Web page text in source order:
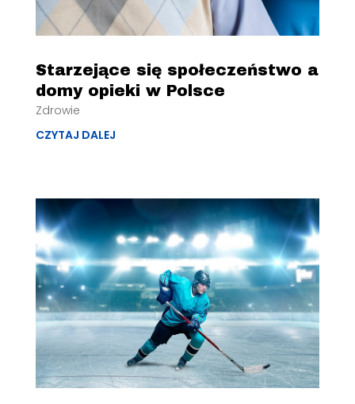
Starzejące się społeczeństwo a
domy opieki w Polsce
Zdrowie
CZYTAJ DALEJ